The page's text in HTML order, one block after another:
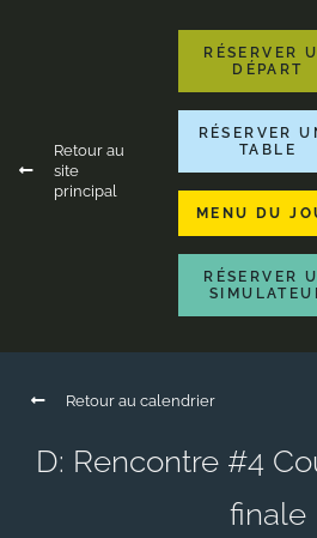
Retour au
site
principal
RÉSERVER
DÉPART
RÉSERVER
TABLE
MENU DU
RÉSERVER
Retour au calendrier
D: Rencontre #4
finale